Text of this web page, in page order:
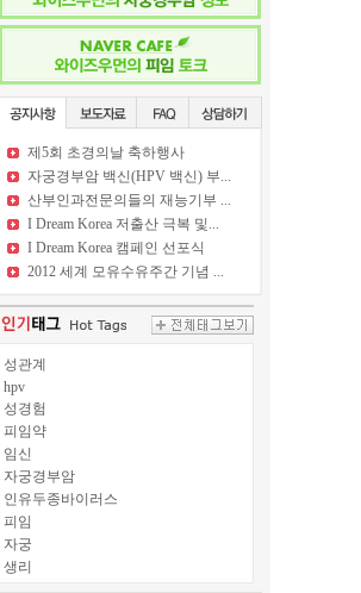
제5회 초경의날 축하행사
자궁경부암 백신(HPV 백신) 부...
산부인과전문의들의 재능기부 ...
I Dream Korea 저출산 극복 및...
I Dream Korea 캠페인 선포식
2012 세계 모유수유주간 기념 ...
성관계
hpv
성경험
피임약
임신
자궁경부암
인유두종바이러스
피임
자궁
생리